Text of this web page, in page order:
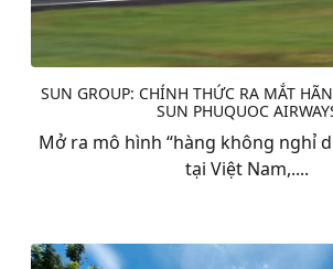
SUN GROUP: CHÍNH THỨC RA MẮT
SUN PHUQUOC
Mở ra mô hình “hàng không nghỉ
tại Việt Nam,....